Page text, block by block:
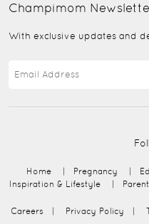
Champimom
With exclusive updates and
Home Pregnancy
Inspiration & Lifestyle
Careers Privacy Policy